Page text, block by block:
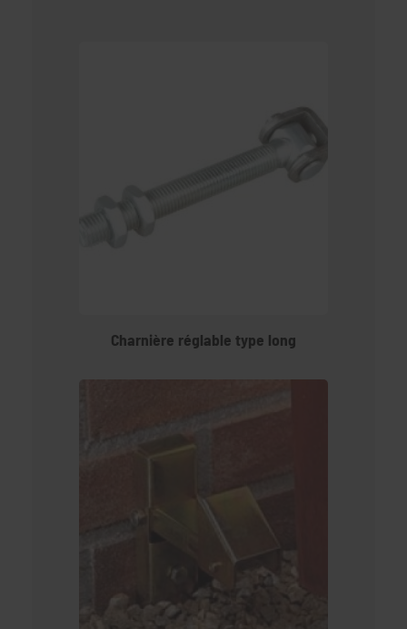
Charnière réglable type long